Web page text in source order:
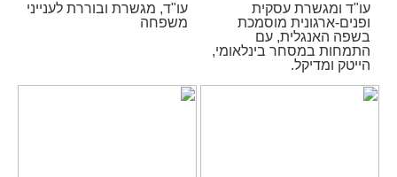
עו"ד ומגשרת עסקית
ופנים-ארגונית מוסמכת
בשפה האנגלית, עם
התמחות במסחר בינלאומי,
הייטק ומדיקל.
עו"ד, מגשרת ובוררת לענייני
משפחה